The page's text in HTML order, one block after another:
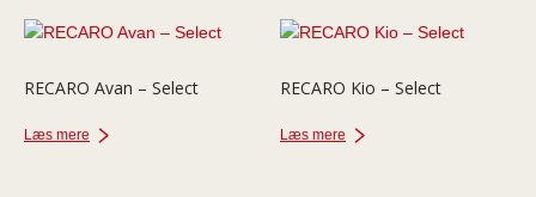
RECARO Avan – Select
Læs mere
RECARO Kio – Select
Læs mere